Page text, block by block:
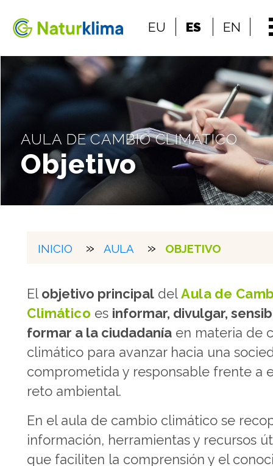
Ir a los contenidos
EU ES EN
AULA DE CAMBIO CLIMÁTICO
Objetivo
INICIO AULA OBJETIVO
El objetivo principal delAula de
Climático es informar, divulgar,
formar a la ciudadanía en materia de
climático para avanzar hacia una
comprometida y responsable frente a
reto ambiental.
En el aula de cambio climático se
información, herramientas y recursos
que faciliten la comprensión y el